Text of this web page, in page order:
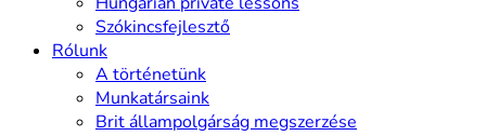
Szókincsfejlesztő
Rólunk
A történetünk
Munkatársaink
Brit állampolgárság megszerzése